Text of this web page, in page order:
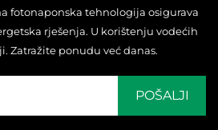
fotonaponska tehnologija osigurava
rješenja. U korištenju vodećih
Zatražite ponudu već danas.